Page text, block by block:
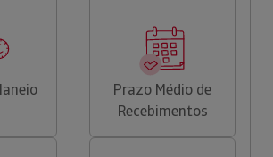
Prazo Médio de
Recebimentos